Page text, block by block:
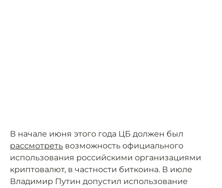
В начале июня этого года ЦБ должен был
рассмотреть возможность официального
использования российскими организациями
криптовалют, в частности биткоина. В июле
Владимир Путин допустил использование